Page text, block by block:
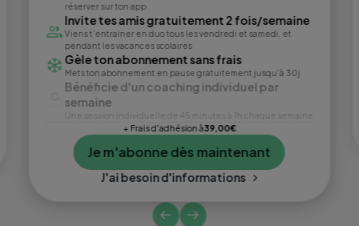
réserver sur ton app
Invite tes amis gratuitement 2 fois/semaine
Viens t’entrainer en duo tous les vendredi et samedi, et
pendant les vacances scolaires
Gèle ton abonnement sans frais
Mets ton abonnement en pause gratuitement jusqu’à 30j
Bénéficie d'un coaching individuel par
semaine
Une session individuelle de 45 minutes à 1h chaque semaine
+ Frais d'adhésion à39,00€
Je m'abonne dès maintenant
J'ai besoin d'informations